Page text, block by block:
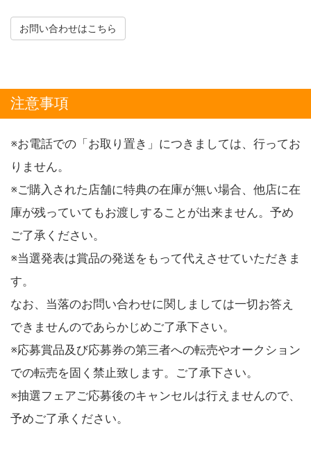
お問い合わせはこちら
注意事項
※お電話での「お取り置き」につきましては、行ってお
りません。
※ご購入された店舗に特典の在庫が無い場合、他店に在
庫が残っていてもお渡しすることが出来ません。予め
ご了承ください。
※当選発表は賞品の発送をもって代えさせていただきま
す。
なお、当落のお問い合わせに関しましては一切お答え
できませんのであらかじめご了承下さい。
※応募賞品及び応募券の第三者への転売やオークション
での転売を固く禁止致します。ご了承下さい。
※抽選フェアご応募後のキャンセルは行えませんので、
予めご了承ください。